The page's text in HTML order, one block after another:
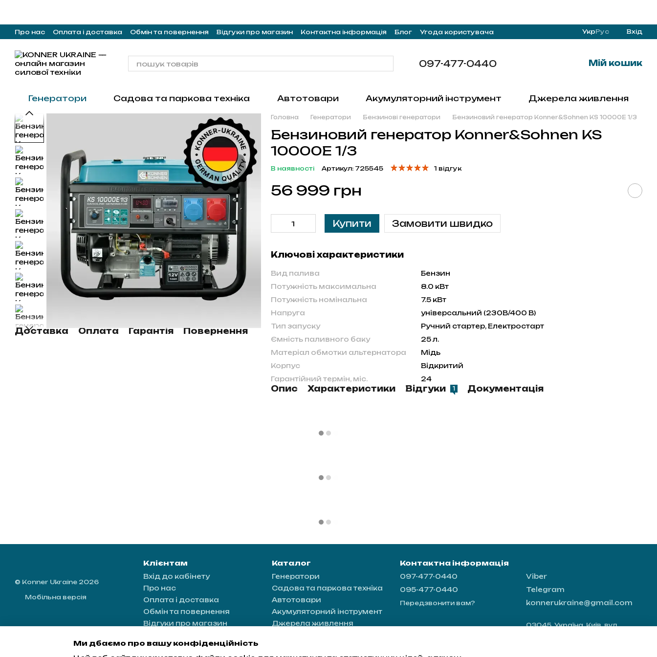
Про нас Оплата і доставка Обмін та повернення Відгуки про магазин Контактна інформація Блог Угода користувача УкрРус Вхід
097-477-0440 Мій кошик
Генератори Садова та паркова техніка Автотовари Акумуляторний інструмент Джерела живлення
Доставка Оплата Гарантія Повернення
Головна Генератори Бензинові генератори Бензиновий генератор Konner&Sohnen KS 10000E 1/3
Бензиновий генератор Konner&Sohnen KS
10000E 1/3
В наявності Артикул: 725545 1 відгук
56 999 грн
Купити Замовити швидко
Ключові характеристики
Вид палива
Бензин
Потужність максимальна
8.0 кВт
Потужність номінальна
7.5 кВт
Напруга
універсальний (230В/400 В)
Тип запуску
Ручний стартер, Електростарт
Ємність паливного баку
25 л.
Матеріал обмотки альтернатора
Мідь
Корпус
Відкритий
Гарантійний термін, міс.
24
Опис Характеристики Відгуки 1 Документація
© Konner Ukraine 2026
Мобільна версія
Клієнтам
Вхід до кабінету
Про нас
Оплата і доставка
Обмін та повернення
Відгуки про магазин
Блог
Каталог
Генератори
Садова та паркова техніка
Автотовари
Акумуляторний інструмент
Джерела живлення
Контактна інформація
097-477-0440
095-477-0440
Передзвонити вам?
Viber
Telegram
konnerukraine@gmail.com
03045, Україна, Київ, вул.
Ми дбаємо про вашу конфіденційність